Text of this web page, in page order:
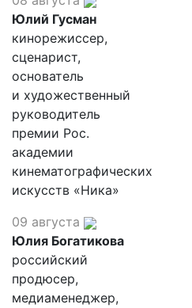
Юлий Гусман
кинорежиссер,
сценарист,
основатель
и художественный
руководитель
премии Рос.
академии
кинематографических
искусств «Ника»
09 августа
Юлия Богатикова
российский
продюсер,
медиаменеджер,